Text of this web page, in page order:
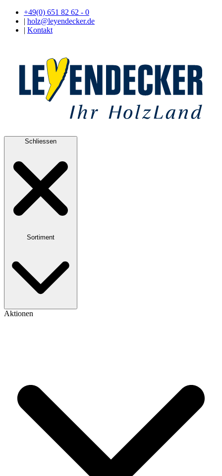
+49(0) 651 82 62 - 0
| holz@leyendecker.de
| Kontakt
Schliessen
Sortiment
Aktionen